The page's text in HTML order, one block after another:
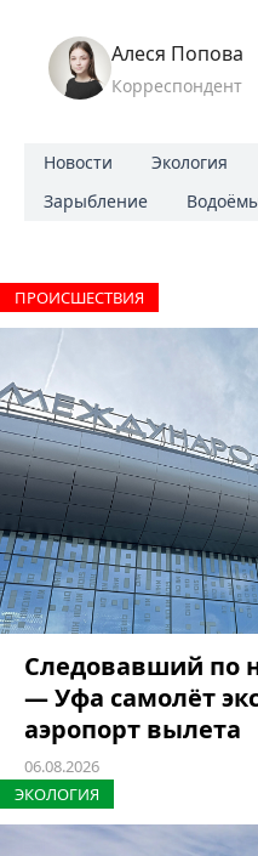
Алеся Попова
Корреспондент
Новости Экология
Зарыбление
ПРОИCШЕСТВИЯ
Следовавший по
— Уфа самолёт
аэропорт вылета
06.08.2026
ЭКОЛОГИЯ